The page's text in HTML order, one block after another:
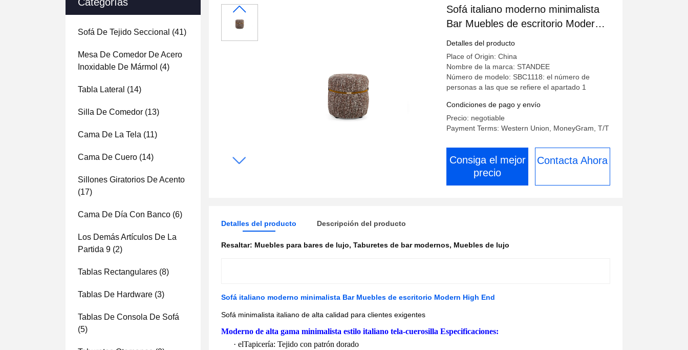
Sofá De Tejido Seccional (41)
Mesa De Comedor De Acero
Inoxidable De Mármol (4)
Tabla Lateral (14)
Silla De Comedor (13)
Cama De La Tela (11)
Cama De Cuero (14)
Sillones Giratorios De Acento
(17)
Cama De Día Con Banco (6)
Los Demás Artículos De La
Partida 9 (2)
Tablas Rectangulares (8)
Tablas De Hardware (3)
Tablas De Consola De Sofá
(5)
Sofá italiano moderno minimalista
Bar Muebles de escritorio Modern
High End
Detalles del producto
Place of Origin: China
Nombre de la marca: STANDEE
Número de modelo: SBC1118: el número de
personas a las que se refiere el apartado 1
Condiciones de pago y envío
Precio: negotiable
Payment Terms: Western Union, MoneyGram, T/T
Consiga el mejor
precio
Contacta Ahora
Detalles del producto Descripción del producto
Resaltar: Muebles para bares de lujo, Taburetes de bar modernos, Muebles de lujo
Sofá italiano moderno minimalista Bar Muebles de escritorio Modern High End
Sofá minimalista italiano de alta calidad para clientes exigentes
Moderno de alta gama minimalista estilo italiano tela-cuerosilla Especificaciones:
· elTapicería: Tejido con patrón dorado